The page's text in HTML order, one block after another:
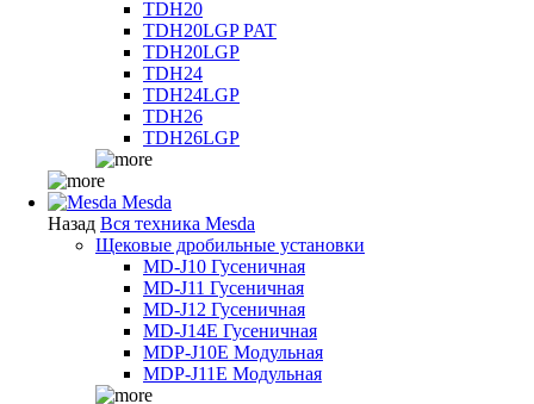
TDH20
TDH20LGP PAT
TDH20LGP
TDH24
TDH24LGP
TDH26
TDH26LGP
Mesda
Назад Вся техника Mesda
Щековые дробильные установки
MD-J10 Гусеничная
MD-J11 Гусеничная
MD-J12 Гусеничная
MD-J14E Гусеничная
MDP-J10E Модульная
MDP-J11E Модульная